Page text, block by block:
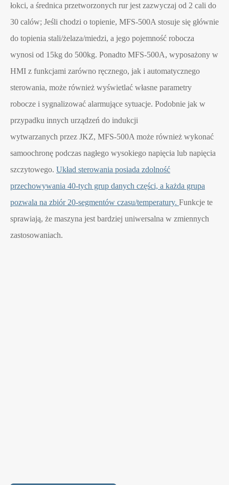
łokci, a średnica przetworzonych rur jest zazwyczaj od 2 cali do
30 calów; Jeśli chodzi o topienie, MFS-500A stosuje się głównie
do topienia stali/żelaza/miedzi, a jego pojemność robocza
wynosi od 15kg do 500kg. Ponadto MFS-500A, wyposażony w
HMI z funkcjami zarówno ręcznego, jak i automatycznego
sterowania, może również wyświetlać własne parametry
robocze i sygnalizować alarmujące sytuacje. Podobnie jak w
przypadku innych urządzeń do indukcji
wytwarzanych przez JKZ, MFS-500A może również wykonać
samoochronę podczas nagłego wysokiego napięcia lub napięcia
szczytowego. Układ sterowania posiada zdolność
przechowywania 40-tych grup danych części, a każda grupa
pozwala na zbiór 20-segmentów czasu/temperatury. Funkcje te
sprawiają, że maszyna jest bardziej uniwersalna w zmiennych
zastosowaniach.